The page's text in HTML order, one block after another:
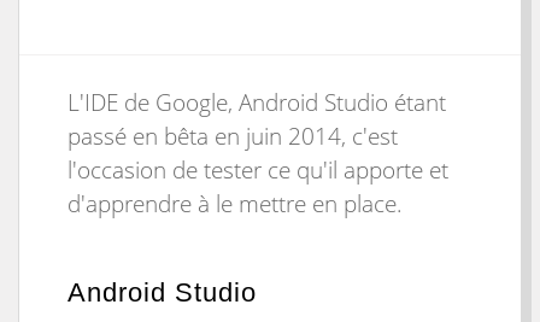
L'IDE de Google, Android Studio étant
passé en bêta en juin 2014, c'est
l'occasion de tester ce qu'il apporte et
d'apprendre à le mettre en place.
Android Studio